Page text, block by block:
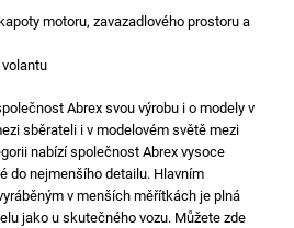
motoru, zavazadlového prostoru a
Abrex svou výrobu i o modely v
sběrateli i v modelovém světě mezi
nabízí společnost Abrex vysoce
do nejmenšího detailu. Hlavním
v menších měřítkách je plná
jako u skutečného vozu. Můžete zde